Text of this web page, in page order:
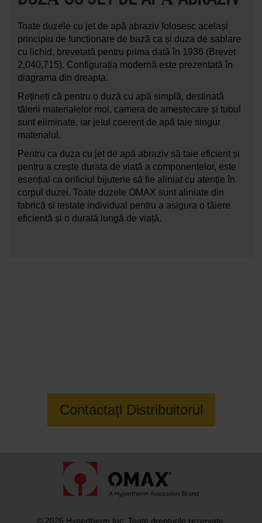
Toate duzele cu jet de apă abraziv folosesc același
principiu de funcționare de bază ca și duza de sablare
cu lichid, brevetată pentru prima dată în 1936 (Brevet
2,040,715). Configurația modernă este prezentată în
diagrama din dreapta.
Rețineți că pentru o duză cu apă simplă, destinată
tăierii materialelor moi, camera de amestecare și tubul
sunt eliminate, iar jetul coerent de apă taie singur
materialul.
Pentru ca duza cu jet de apă abraziv să taie eficient și
pentru a crește durata de viață a componentelor, este
esențial ca orificiul bijuterie să fie aliniat cu atenție în
corpul duzei. Toate duzele OMAX sunt aliniate din
fabrică și testate individual pentru a asigura o tăiere
eficientă și o durată lungă de viață.
Contactați Distribuitorul
© 2026 Hypertherm Inc. Toate drepturile rezervate.